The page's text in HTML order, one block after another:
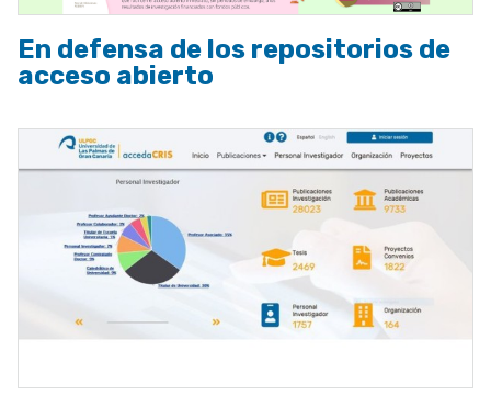
En defensa de los repositorios de
acceso abierto